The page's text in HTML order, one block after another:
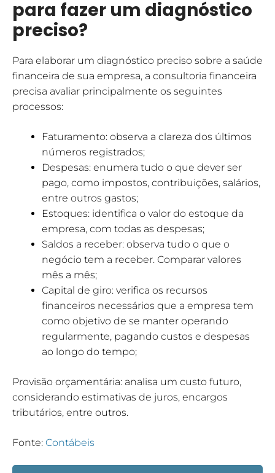
para fazer um diagnóstico
preciso?
Para elaborar um diagnóstico preciso sobre a saúde
financeira de sua empresa, a consultoria financeira
precisa avaliar principalmente os seguintes
processos:
Faturamento: observa a clareza dos últimos
números registrados;
Despesas: enumera tudo o que dever ser
pago, como impostos, contribuições, salários,
entre outros gastos;
Estoques: identifica o valor do estoque da
empresa, com todas as despesas;
Saldos a receber: observa tudo o que o
negócio tem a receber. Comparar valores
mês a mês;
Capital de giro: verifica os recursos
financeiros necessários que a empresa tem
como objetivo de se manter operando
regularmente, pagando custos e despesas
ao longo do tempo;
Provisão orçamentária: analisa um custo futuro,
considerando estimativas de juros, encargos
tributários, entre outros.
Fonte: Contábeis